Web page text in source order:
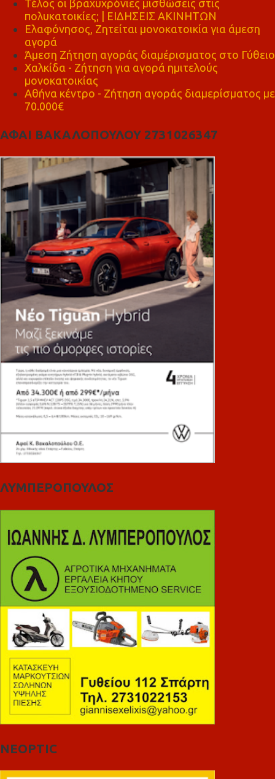
Τέλος οι βραχυχρόνιες μισθώσεις στις
πολυκατοικίες; | ΕΙΔΗΣΕΙΣ ΑΚΙΝΗΤΩΝ
Ελαφόνησος, Ζητείται μονοκατοικία για άμεση
αγορά
Άμεση Ζήτηση αγοράς διαμέρισματος στο Γύθειο
Χαλκίδα - Ζήτηση για αγορά ημιτελούς
μονοκατοικίας
Αθήνα κέντρο - Ζήτηση αγοράς διαμερίσματος με
70.000€
ΑΦΑΙ ΒΑΚΑΛΟΠΟΥΛΟΥ 2731026347
ΛΥΜΠΕΡΟΠΟΥΛΟΣ
NEOPTIC